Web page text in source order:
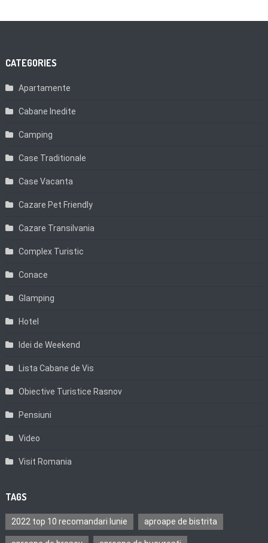
CATEGORIES
Apartamente
Cabane Inedite
Camping
Case Traditionale
Case Vacanta
Cazare Pet Friendly
Cazare Transilvania
Complex Turistic
Conace
Glamping
Hotel
Idei de Weekend
Lista Cabane de Vis
Obiective Turistice Rasnov
Pensiuni
Video
Visit Romania
TAGS
2022 top 10 recomandari Iunie aproape de bistrita